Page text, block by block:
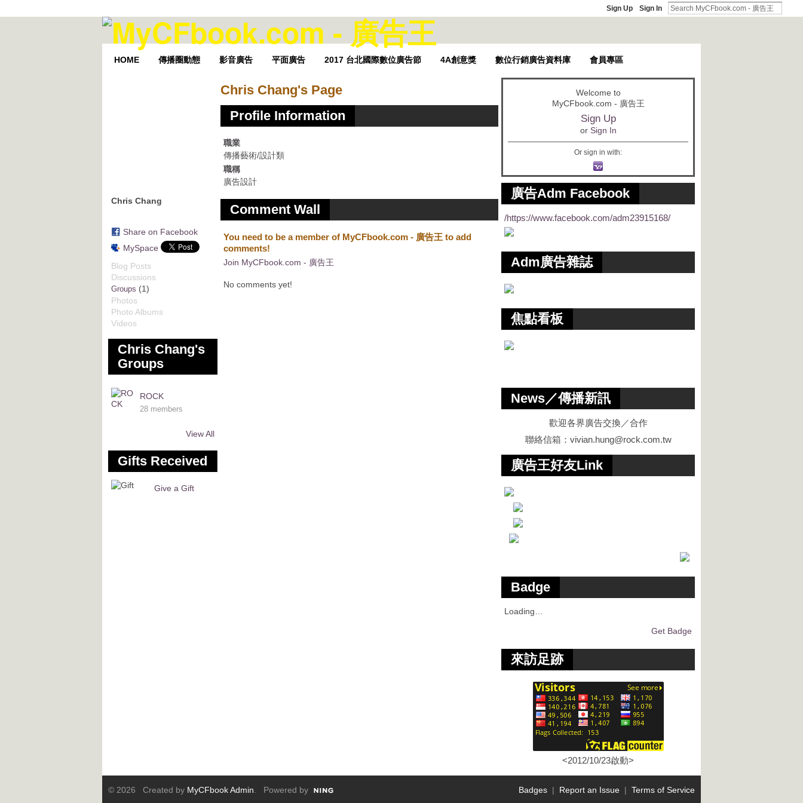
Sign Up Sign In
HOME 傳播圈動態 影音廣告 平面廣告 2017 台北國際數位廣告節 4A創意獎 數位行銷廣告資料庫 會員專區
Chris Chang
Share on Facebook
MySpace
Blog Posts
Discussions
Groups (1)
Photos
Photo Albums
Videos
Chris Chang's
Groups
ROCK
28 members
View All
Gifts Received
Give a Gift
Chris Chang's Page
Profile Information
職業
傳播藝術/設計類
職稱
廣告設計
Comment Wall
You need to be a member of MyCFbook.com - 廣告王 to add
comments!
Join MyCFbook.com - 廣告王
No comments yet!
Welcome to
MyCFbook.com - 廣告王
Sign Up
or Sign In
Or sign in with:
廣告Adm Facebook
/https://www.facebook.com/adm23915168/
Adm廣告雜誌
焦點看板
News／傳播新訊
歡迎各界廣告交換／合作
聯絡信箱： vivian.hung@rock.com.tw
廣告王好友Link
Badge
Loading…
Get Badge
來訪足跡
<2012/10/23啟動>
© 2026 Created by MyCFbook Admin . Powered by Badges | Report an Issue | Terms of Service